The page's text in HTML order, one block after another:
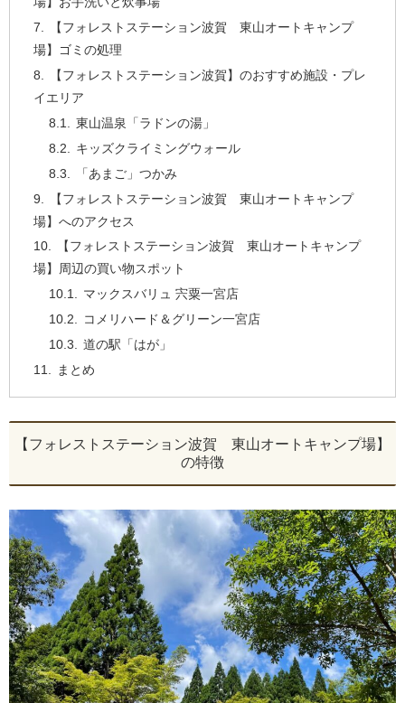
【フォレストステーション波賀 東山オートキャンプ
場】ゴミの処理
【フォレストステーション波賀】のおすすめ施設・プレ
イエリア
東山温泉「ラドンの湯」
キッズクライミングウォール
「あまご」つかみ
【フォレストステーション波賀 東山オートキャンプ
場】へのアクセス
【フォレストステーション波賀 東山オートキャンプ
場】周辺の買い物スポット
マックスバリュ 宍粟一宮店
コメリハード＆グリーン一宮店
道の駅「はが」
まとめ
【フォレストステーション波賀 東山オートキャンプ場】
の特徴